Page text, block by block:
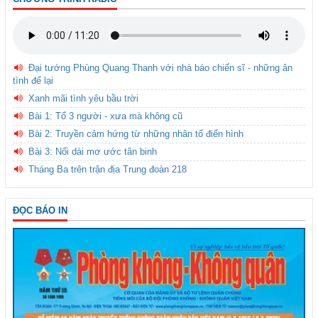
Đại tướng Phùng Quang Thanh với nhà báo chiến sĩ - những ân
tình để lại
Xanh mãi tình yêu bầu trời
Bài 1: Tổ 3 người - xưa mà không cũ
Bài 2: Truyền cảm hứng từ những nhân tố điển hình
Bài 3: Nối dài mơ ước tân binh
Tháng Ba trên trận địa Trung đoàn 218
ĐỌC BÁO IN